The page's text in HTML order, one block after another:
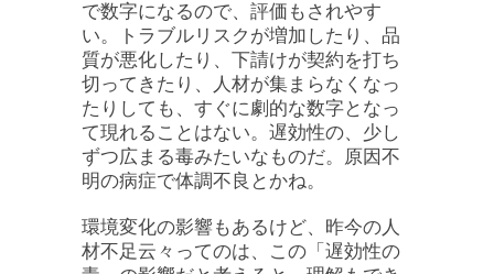
で数字になるので、評価もされやす
い。トラブルリスクが増加したり、品
質が悪化したり、下請けが契約を打ち
切ってきたり、人材が集まらなくなっ
たりしても、すぐに劇的な数字となっ
て現れることはない。遅効性の、少し
ずつ広まる毒みたいなものだ。原因不
明の病症で体調不良とかね。
環境変化の影響もあるけど、昨今の人
材不足云々ってのは、この「遅効性の